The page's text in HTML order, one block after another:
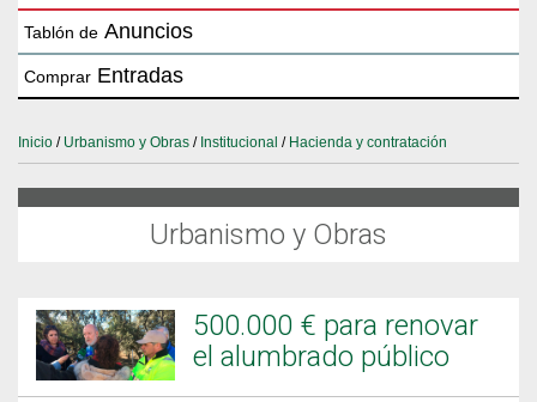
Tablón de Anuncios
Comprar Entradas
Inicio / Urbanismo y Obras / Institucional / Hacienda y contratación
Urbanismo y Obras
500.000 € para renovar
el alumbrado público